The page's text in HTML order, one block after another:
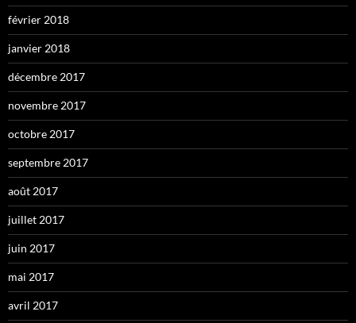
février 2018
janvier 2018
décembre 2017
novembre 2017
octobre 2017
septembre 2017
août 2017
juillet 2017
juin 2017
mai 2017
avril 2017